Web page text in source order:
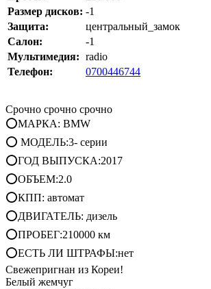
Размер дисков: -1
Защита:
центральный_замок
Салон:
-1
Мультимедия: radio
Телефон:
0700446744
Срочно срочно срочно
⭕МАРКА: BMW
⭕ МОДЕЛЬ:3- серии
⭕ГОД ВЫПУСКА:2017
⭕ОБЪЕМ:2.0
⭕КПП: автомат
⭕ДВИГАТЕЛЬ: дизель
⭕ПРОБЕГ:210000 км
⭕ЕСТЬ ЛИ ШТРАФЫ:нет
Свежепригнан из Кореи!
Белый жемчуг